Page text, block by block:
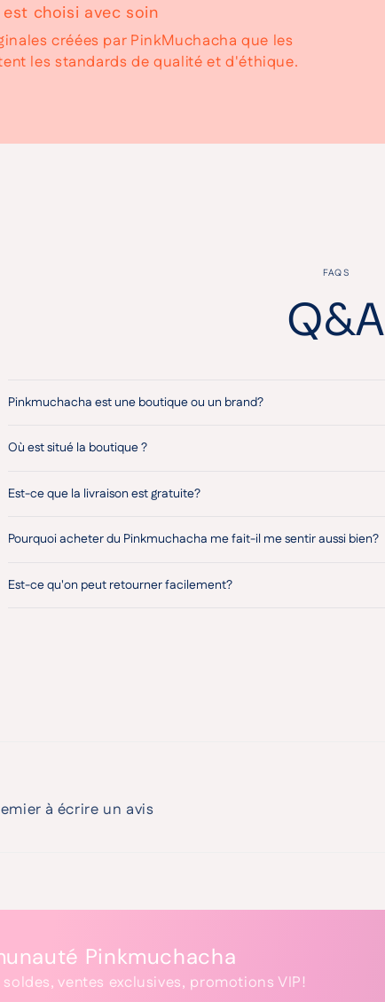
est choisi avec soin
créées par PinkMuchacha que les
les standards de qualité et d'éthique.
FAQS
Q&A
Pinkmuchacha est une boutique ou un brand?
Où est situé la boutique ?
Est-ce que la livraison est gratuite?
Pourquoi acheter du Pinkmuchacha me fait-il me sentir aussi bien?
Est-ce qu'on peut retourner facilement?
à écrire un avis
Pinkmuchacha
ventes exclusives, promotions VIP!